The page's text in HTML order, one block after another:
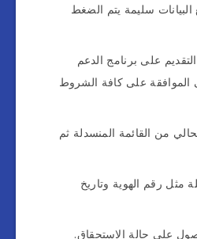
سليمة يتم الضغط
على برنامج الدعم
على كافة الشروط
من القائمة المنسدلة ثم
مثل رقم الهوية وتاريخ
على حالة الاستحقاق.